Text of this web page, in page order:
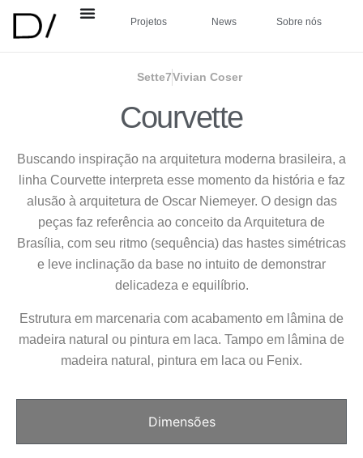
Projetos News Sobre nós
Sette7Vivian Coser
Courvette
Buscando inspiração na arquitetura moderna brasileira, a
linha Courvette interpreta esse momento da história e faz
alusão à arquitetura de Oscar Niemeyer. O design das
peças faz referência ao conceito da Arquitetura de
Brasília, com seu ritmo (sequência) das hastes simétricas
e leve inclinação da base no intuito de demonstrar
delicadeza e equilíbrio.
Estrutura em marcenaria com acabamento em lâmina de
madeira natural ou pintura em laca. Tampo em lâmina de
madeira natural, pintura em laca ou Fenix.
Dimensões